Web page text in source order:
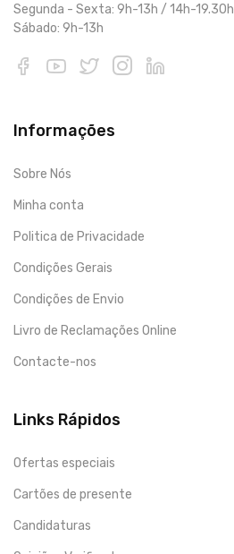
Segunda - Sexta: 9h-13h / 14h-19.30h
Sábado: 9h-13h
Informações
Sobre Nós
Minha conta
Politica de Privacidade
Condições Gerais
Condições de Envio
Livro de Reclamações Online
Contacte-nos
Links Rápidos
Ofertas especiais
Cartões de presente
Candidaturas